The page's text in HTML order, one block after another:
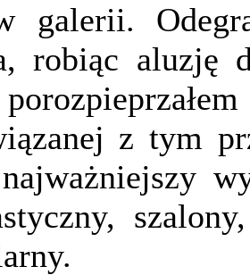
galerii.
robiąc aluzję
z tym